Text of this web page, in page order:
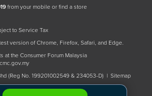
from your mobile or find a store
to Service Tax
version of Chrome, Firefox, Safari, and Edge.
at the Consumer Forum Malaysia
(Reg No. 199201002549 & 234053-D) | Sitemap